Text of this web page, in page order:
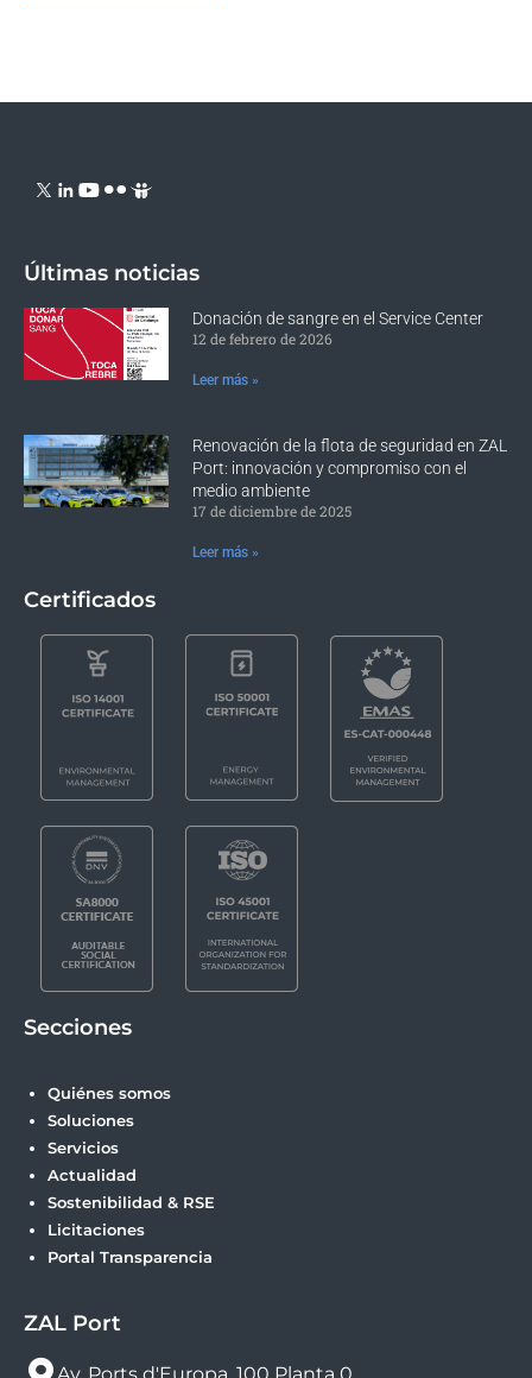
Últimas noticias
Donación de sangre en el Service Center
12 de febrero de 2026
Leer más »
Renovación de la flota de seguridad en ZAL
Port: innovación y compromiso con el
medio ambiente
17 de diciembre de 2025
Leer más »
Certificados
Secciones
Quiénes somos
Soluciones
Servicios
Actualidad
Sostenibilidad & RSE
Licitaciones
Portal Transparencia
ZAL Port